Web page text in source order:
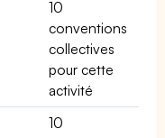
10
conventions
collectives
pour cette
activité
10